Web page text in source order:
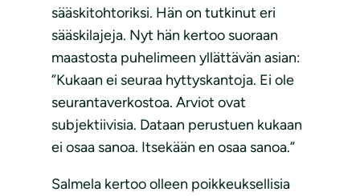
sääskitohtoriksi. Hän on tutkinut eri
sääskilajeja. Nyt hän kertoo suoraan
maastosta puhelimeen yllättävän asian:
”Kukaan ei seuraa hyttyskantoja. Ei ole
seurantaverkostoa. Arviot ovat
subjektiivisia. Dataan perustuen kukaan
ei osaa sanoa. Itsekään en osaa sanoa.”
Salmela kertoo olleen poikkeuksellisia